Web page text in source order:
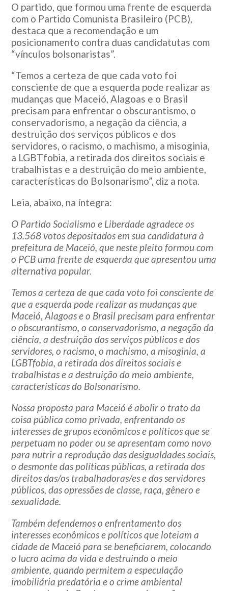
O partido, que formou uma frente de esquerda
com o Partido Comunista Brasileiro (PCB),
destaca que a recomendação e um
posicionamento contra duas candidatutas com
“vínculos bolsonaristas”.
“Temos a certeza de que cada voto foi
consciente de que a esquerda pode realizar as
mudanças que Maceió, Alagoas e o Brasil
precisam para enfrentar o obscurantismo, o
conservadorismo, a negação da ciência, a
destruição dos serviços públicos e dos
servidores, o racismo, o machismo, a misoginia,
a LGBTfobia, a retirada dos direitos sociais e
trabalhistas e a destruição do meio ambiente,
características do Bolsonarismo”, diz a nota.
Leia, abaixo, na íntegra:
O Partido Socialismo e Liberdade agradece os
13.568 votos depositados em sua candidatura à
prefeitura de Maceió, que neste pleito formou com
o PCB uma frente de esquerda que apresentou uma
alternativa popular.
Temos a certeza de que cada voto foi consciente de
que a esquerda pode realizar as mudanças que
Maceió, Alagoas e o Brasil precisam para enfrentar
o obscurantismo, o conservadorismo, a negação da
ciência, a destruição dos serviços públicos e dos
servidores, o racismo, o machismo, a misoginia, a
LGBTfobia, a retirada dos direitos sociais e
trabalhistas e a destruição do meio ambiente,
características do Bolsonarismo.
Nossa proposta para Maceió é abolir o trato da
coisa pública como privada, enfrentando os
interesses de grupos econômicos e políticos que se
perpetuam no poder ou se apresentam como novo
para nutrir a reprodução das desigualdades sociais,
o desmonte das políticas públicas, a retirada dos
direitos das/os trabalhadoras/es e dos servidores
públicos, das opressões de classe, raça, gênero e
sexualidade.
Também defendemos o enfrentamento dos
interesses econômicos e políticos que loteiam a
cidade de Maceió para se beneficiarem, colocando
o lucro acima da vida e destruindo o meio
ambiente, quando permitem a especulação
imobiliária predatória e o crime ambiental